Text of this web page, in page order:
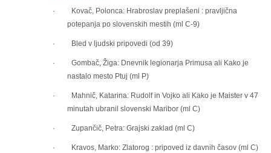
· Kovač, Polonca: Hrabroslav preplašeni : pravljična
potepanja po slovenskih mestih (ml C-9)
· Bled v ljudski pripovedi (od 39)
· Gombač, Žiga: Dnevnik legionarja Primusa ali Kako je
nastalo mesto Ptuj (ml P)
· Mahnič, Katarina: Rudolf in Vojko ali Kako je Maister v 47
minutah ubranil slovenski Maribor (ml C)
· Zupančič, Petra: Grajski zaklad (ml C)
· Kravos, Marko: Zlatorog : pripoved iz davnih časov (ml C)